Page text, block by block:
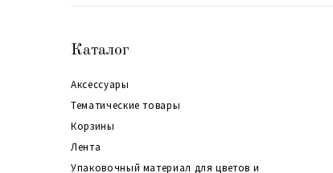
Каталог
Аксессуары
Тематические товары
Корзины
Лента
Упаковочный материал для цветов и